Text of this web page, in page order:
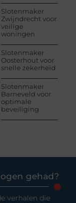
Slotenmaker
Zwijndrecht voor
veilige
woningen
Slotenmaker
Oosterhout voor
snelle zekerheid
Slotenmaker
Barneveld voor
optimale
beveiliging
gehad?
verhalen die